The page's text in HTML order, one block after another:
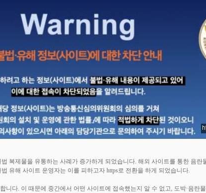
복제물을 유통하는 사례가 증가하게 되었습니다. 해외 사이트를 통한 음
유해 사이트 운영자는 이를 피하고자 https로 전환을 하게 되었습니다.
니다. 이 때문에 중간에서 어떤 사이트에 접속했는지 알 수 없고, 도박·음란